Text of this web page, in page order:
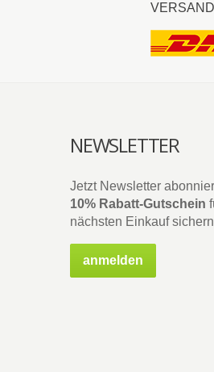
NEWSLETTER
Jetzt Newsletter
10% Rabatt-Gutschein
nächsten Einkauf
anmelden